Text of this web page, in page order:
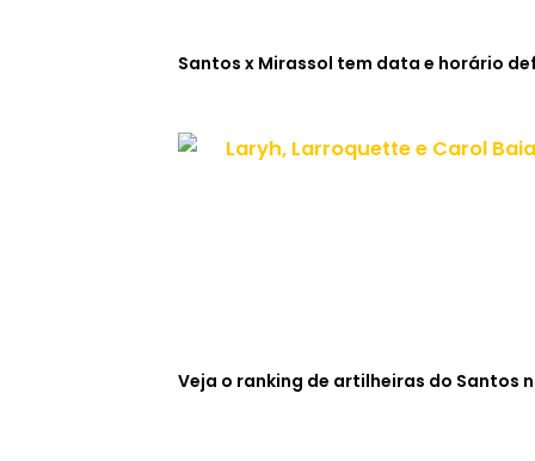
Santos x Mirassol tem data e horário
Veja o ranking de artilheiras do Santos